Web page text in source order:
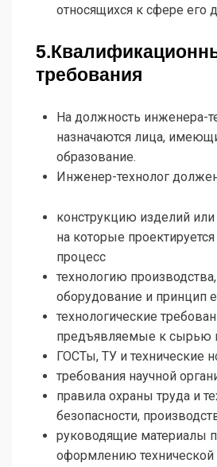
относящихся к сфере его
требования
На должность инженера-
назначаются лица,
образование.
Инженер-технолог
конструкцию изделий или
на которые
процесс
технологию
оборудование и принцип
технологические
предъявляемые к сырью
ГОСТы, ТУ и технические
требования научной
правила охраны труда и
безопасности,
руководящие материалы
оформлению